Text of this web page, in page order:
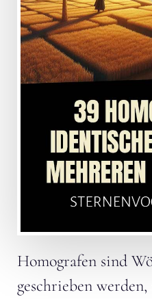
Homografen sind
geschrieben